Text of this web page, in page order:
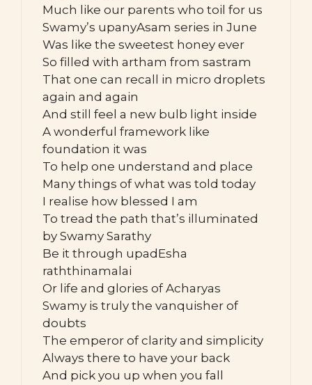
Much like our parents who toil for us
Swamy’s upanyAsam series in June
Was like the sweetest honey ever
So filled with artham from sastram
That one can recall in micro droplets
again and again
And still feel a new bulb light inside
A wonderful framework like
foundation it was
To help one understand and place
Many things of what was told today
I realise how blessed I am
To tread the path that’s illuminated
by Swamy Sarathy
Be it through upadEsha
raththinamalai
Or life and glories of Acharyas
Swamy is truly the vanquisher of
doubts
The emperor of clarity and simplicity
Always there to have your back
And pick you up when you fall